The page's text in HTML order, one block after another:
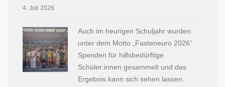
4. Juli 2026
Auch im heurigen Schuljahr wurden
unter dem Motto „Fasteneuro 2026“
Spenden für hilfsbedürftige
Schüler:innen gesammelt und das
Ergebnis kann sich sehen lassen.